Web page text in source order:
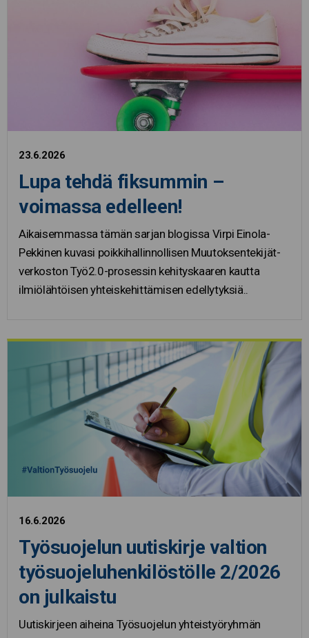
23.6.2026
Lupa tehdä fiksummin –
voimassa edelleen!
Aikaisemmassa tämän sarjan blogissa Virpi Einola-
Pekkinen kuvasi poikkihallinnollisen Muutoksentekijät-
verkoston Työ2.0-prosessin kehityskaaren kautta
ilmiölähtöisen yhteiskehittämisen edellytyksiä..
16.6.2026
Työsuojelun uutiskirje valtion
työsuojeluhenkilöstölle 2/2026
on julkaistu
Uutiskirjeen aiheina Työsuojelun yhteistyöryhmän